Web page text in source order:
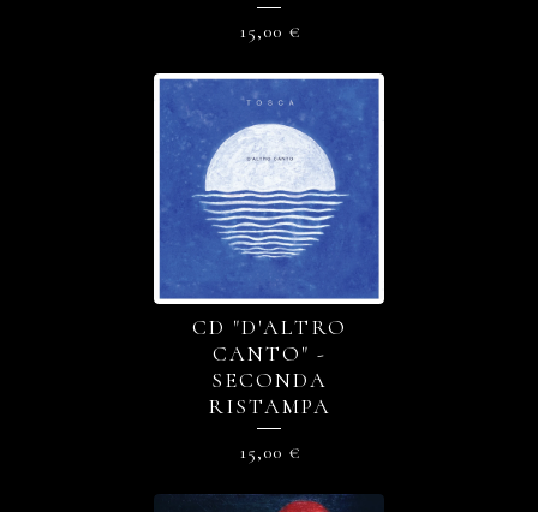
15,00 €
CD "D'ALTRO
CANTO" -
SECONDA
RISTAMPA
15,00 €